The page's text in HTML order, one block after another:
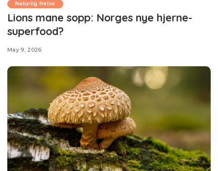
Naturlig Helse
Lions mane sopp: Norges nye hjerne-
superfood?
May 9, 2026